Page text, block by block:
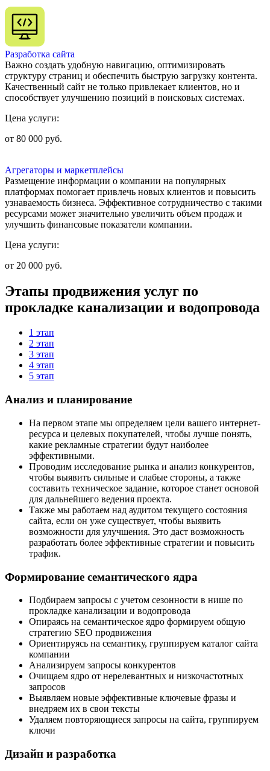
Разработка сайта
Важно создать удобную навигацию, оптимизировать
структуру страниц и обеспечить быструю загрузку контента.
Качественный сайт не только привлекает клиентов, но и
способствует улучшению позиций в поисковых системах.
Цена услуги:
от 80 000 руб.
Агрегаторы и маркетплейсы
Размещение информации о компании на популярных
платформах помогает привлечь новых клиентов и повысить
узнаваемость бизнеса. Эффективное сотрудничество с такими
ресурсами может значительно увеличить объем продаж и
улучшить финансовые показатели компании.
Цена услуги:
от 20 000 руб.
Этапы продвижения услуг по
прокладке канализации и водопровода
1 этап
2 этап
3 этап
4 этап
5 этап
Анализ и планирование
На первом этапе мы определяем цели вашего интернет-
ресурса и целевых покупателей, чтобы лучше понять,
какие рекламные стратегии будут наиболее
эффективными.
Проводим исследование рынка и анализ конкурентов,
чтобы выявить сильные и слабые стороны, а также
составить техническое задание, которое станет основой
для дальнейшего ведения проекта.
Также мы работаем над аудитом текущего состояния
сайта, если он уже существует, чтобы выявить
возможности для улучшения. Это даст возможность
разработать более эффективные стратегии и повысить
трафик.
Формирование семантического ядра
Подбираем запросы с учетом сезонности в нише по
прокладке канализации и водопровода
Опираясь на семантическое ядро формируем общую
стратегию SEO продвижения
Ориентируясь на семантику, группируем каталог сайта
компании
Анализируем запросы конкурентов
Очищаем ядро от нерелевантных и низкочастотных
запросов
Выявляем новые эффективные ключевые фразы и
внедряем их в свои тексты
Удаляем повторяющиеся запросы на сайта, группируем
ключи
Дизайн и разработка